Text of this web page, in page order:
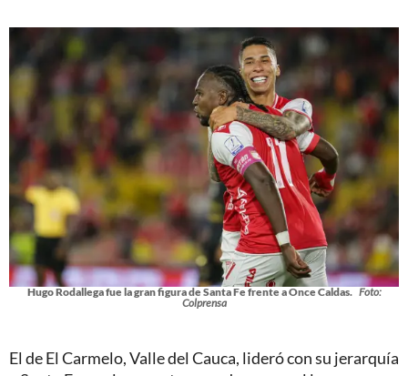
Hugo Rodallega fue la gran figura de Santa Fe frente a Once Caldas. Foto:
Colprensa
El de El Carmelo, Valle del Cauca, lideró con su jerarquía